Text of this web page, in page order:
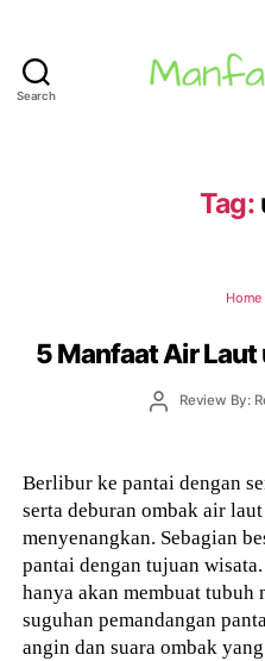
Search
Tag:
Home
5 Manfaat Air
PostReview By:
Berlibur ke pantai dengan
serta deburan ombak air
menyenangkan. Sebagian
pantai dengan tujuan
hanya akan membuat tubuh
suguhan pemandangan
angin dan suara ombak